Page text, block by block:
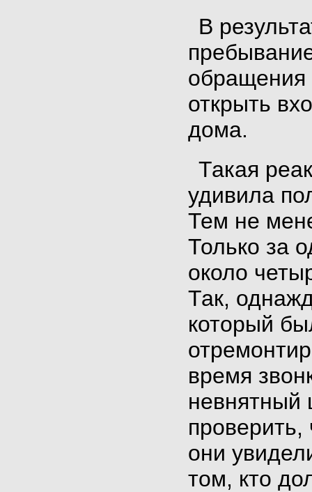
В
обращения
открыть
дома.
Такая
удивила
Тем не
Только за
около
Так,
который
время
невнятный
проверить,
они
том, кто